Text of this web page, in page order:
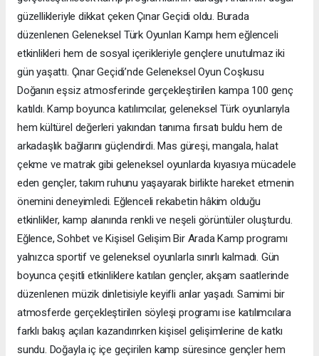
güzellikleriyle dikkat çeken Çınar Geçidi oldu. Burada
düzenlenen Geleneksel Türk Oyunları Kampı hem eğlenceli
etkinlikleri hem de sosyal içerikleriyle gençlere unutulmaz iki
gün yaşattı. Çınar Geçidi’nde Geleneksel Oyun Coşkusu
Doğanın eşsiz atmosferinde gerçekleştirilen kampa 100 genç
katıldı. Kamp boyunca katılımcılar, geleneksel Türk oyunlarıyla
hem kültürel değerleri yakından tanıma fırsatı buldu hem de
arkadaşlık bağlarını güçlendirdi. Mas güreşi, mangala, halat
çekme ve matrak gibi geleneksel oyunlarda kıyasıya mücadele
eden gençler, takım ruhunu yaşayarak birlikte hareket etmenin
önemini deneyimledi. Eğlenceli rekabetin hâkim olduğu
etkinlikler, kamp alanında renkli ve neşeli görüntüler oluşturdu.
Eğlence, Sohbet ve Kişisel Gelişim Bir Arada Kamp programı
yalnızca sportif ve geleneksel oyunlarla sınırlı kalmadı. Gün
boyunca çeşitli etkinliklere katılan gençler, akşam saatlerinde
düzenlenen müzik dinletisiyle keyifli anlar yaşadı. Samimi bir
atmosferde gerçekleştirilen söyleşi programı ise katılımcılara
farklı bakış açıları kazandırırken kişisel gelişimlerine de katkı
sundu. Doğayla iç içe geçirilen kamp süresince gençler hem